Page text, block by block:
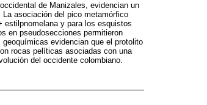
de Manizales, evidencian un
asociación del pico metamórfico
estilpnomelana y para los esquistos
en pseudosecciones permitieron
evidencian que el protolito
rocas pelíticas asociadas con una
del occidente colombiano.